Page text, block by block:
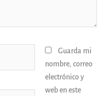
Guarda mi
nombre, correo
electrónico y
web en este